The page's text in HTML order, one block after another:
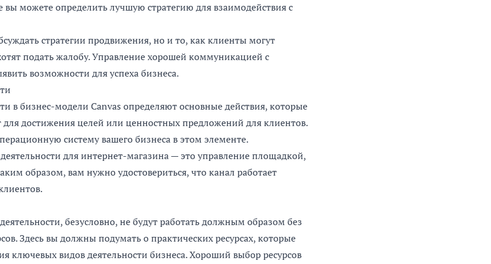
вы можете определить лучшую стратегию для взаимодействия с
стратегии продвижения, но и то, как клиенты могут
подать жалобу. Управление хорошей коммуникацией с
возможности для успеха бизнеса.
в бизнес-модели Canvas определяют основные действия, которые
достижения целей или ценностных предложений для клиентов.
систему вашего бизнеса в этом элементе.
для интернет-магазина — это управление площадкой,
образом, вам нужно удостовериться, что канал работает
безусловно, не будут работать должным образом без
Здесь вы должны подумать о практических ресурсах, которые
ключевых видов деятельности бизнеса. Хороший выбор ресурсов